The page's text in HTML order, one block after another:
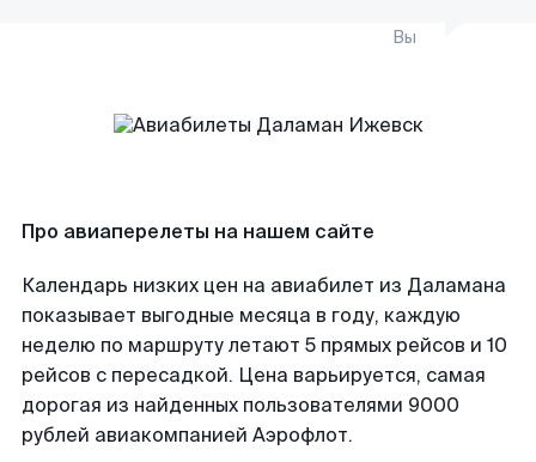
Вы
Про авиаперелеты на нашем сайте
Календарь низких цен на авиабилет из Даламана
показывает выгодные месяца в году, каждую
неделю по маршруту летают 5 прямых рейсов и 10
рейсов с пересадкой. Цена варьируется, самая
дорогая из найденных пользователями 9000
рублей авиакомпанией Аэрофлот.